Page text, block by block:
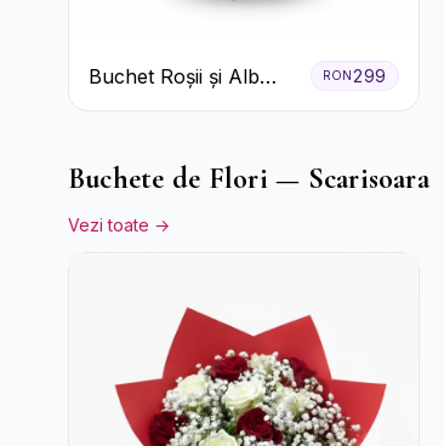
Buchet Roșii și Alb
Clasic
RON 299
Buchete de Flori — Scarisoara
Vezi toate →